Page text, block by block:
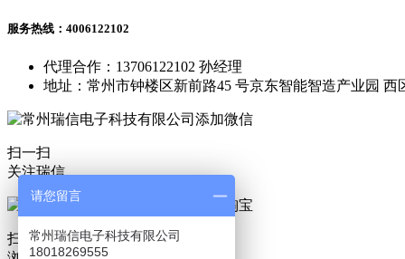
服务热线：4006122102
代理合作：13706122102 孙经理
地址：常州市钟楼区新前路45 号京东智能智造产业园 西
扫一扫
关注瑞信
扫一扫
请您留言
常州瑞信电子科技有限公司
18018269555